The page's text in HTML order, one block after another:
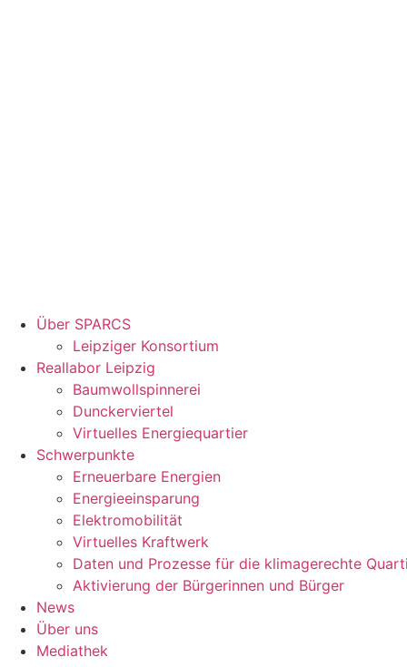
Über SPARCS
Leipziger Konsortium
Reallabor Leipzig
Baumwollspinnerei
Dunckerviertel
Virtuelles Energiequartier
Schwerpunkte
Erneuerbare Energien
Energieeinsparung
Elektromobilität
Virtuelles Kraftwerk
Daten und Prozesse für die klimagerechte
Aktivierung der Bürgerinnen und Bürger
News
Über uns
Mediathek